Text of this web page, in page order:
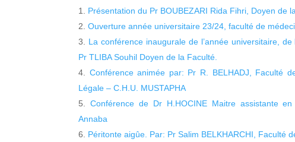
Présentation du Pr BOUBEZARI Rida Fihri, Doyen de
Ouverture année universitaire 23/24, faculté de
La conférence inaugurale de l’année universitaire,
Pr TLIBA Souhil Doyen de la Faculté.
Conférence animée par: Pr R. BELHADJ, Faculté
Légale – C.H.U. MUSTAPHA
Conférence de Dr H.HOCINE Maitre assistante
Annaba
Péritonte aigûe. Par: Pr Salim BELKHARCHI, Faculté